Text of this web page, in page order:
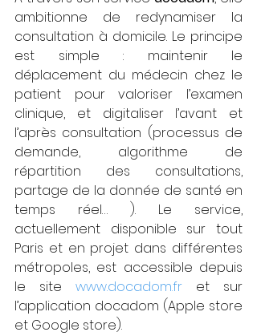
ambitionne de redynamiser la
consultation à domicile. Le principe
est simple : maintenir le
déplacement du médecin chez le
patient pour valoriser l’examen
clinique, et digitaliser l’avant et
l’après consultation (processus de
demande, algorithme de
répartition des consultations,
partage de la donnée de santé en
temps réel… ). Le service,
actuellement disponible sur tout
Paris et en projet dans différentes
métropoles, est accessible depuis
le site www.docadom.fr et sur
l’application docadom (Apple store
et Google store).